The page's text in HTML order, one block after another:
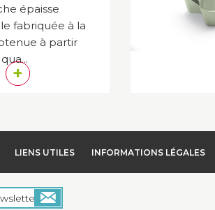
épaisse
fabriquée à la
à partir
+
LIENS UTILES INFORMATIONS LÉGALES